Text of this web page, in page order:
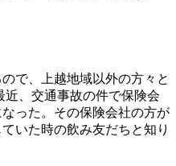
で、上越地域以外の方々と
、交通事故の件で保険会
った。その保険会社の方が
いた時の飲み友だちと知り